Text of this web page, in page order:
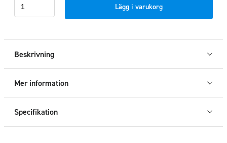
Caddy
2021+
Lägg i varukorg
Beskrivning
Mer information
Specifikation